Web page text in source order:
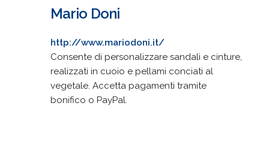
Mario Doni
http://www.mariodoni.it/
Consente di personalizzare sandali e cinture,
realizzati in cuoio e pellami conciati al
vegetale. Accetta pagamenti tramite
bonifico o PayPal.